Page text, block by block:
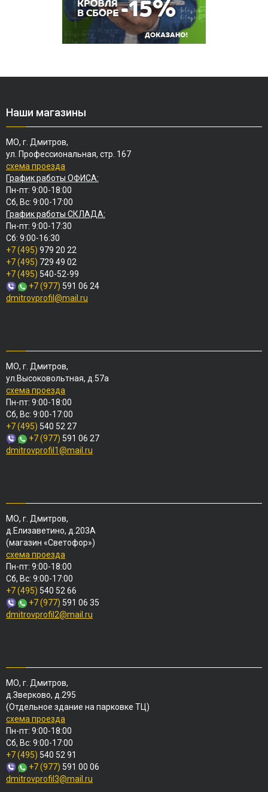
Наши магазины
МО, г. Дмитров,
ул. Профессиональная, стр. 167
схема проезда
График работы ОФИСА:
Пн-пт: 9:00-18:00
Сб, Вс: 9:00-17:00
График работы СКЛАДА:
Пн-пт: 9:00-17:30
Сб: 9:00-16:30
+7 (495) 979 20 22
+7 (495) 729 49 02
+7 (495) 540-52-99
+7 (977) 591 06 24
dmitrovprofil@mail.ru
МО, г. Дмитров,
ул.Высоковольтная, д.57а
схема проезда
Пн-пт: 9:00-18:00
Сб, Вс: 9:00-17:00
+7 (495) 540 52 27
+7 (977) 591 06 27
dmitrovprofil1@mail.ru
МО, г. Дмитров,
д.Елизаветино, д.203А
(магазин «Светофор»)
схема проезда
Пн-пт: 9:00-18:00
Сб, Вс: 9:00-17:00
+7 (495) 540 52 66
+7 (977) 591 06 35
dmitrovprofil2@mail.ru
МО, г. Дмитров,
д.Зверково, д.295
(Отдельное здание на парковке ТЦ)
схема проезда
Пн-пт: 9:00-18:00
Сб, Вс: 9:00-17:00
+7 (495) 540 52 91
+7 (977) 591 00 06
dmitrovprofil3@mail.ru